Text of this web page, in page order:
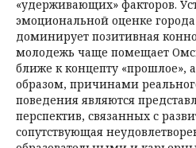
«удерживающих» факторов.
эмоциональной оценке
доминирует позитивная
молодежь чаще помещает
ближе к концепту «прошлое»,
образом, причинами
поведения являются
перспектив, связанных с
сопутствующая